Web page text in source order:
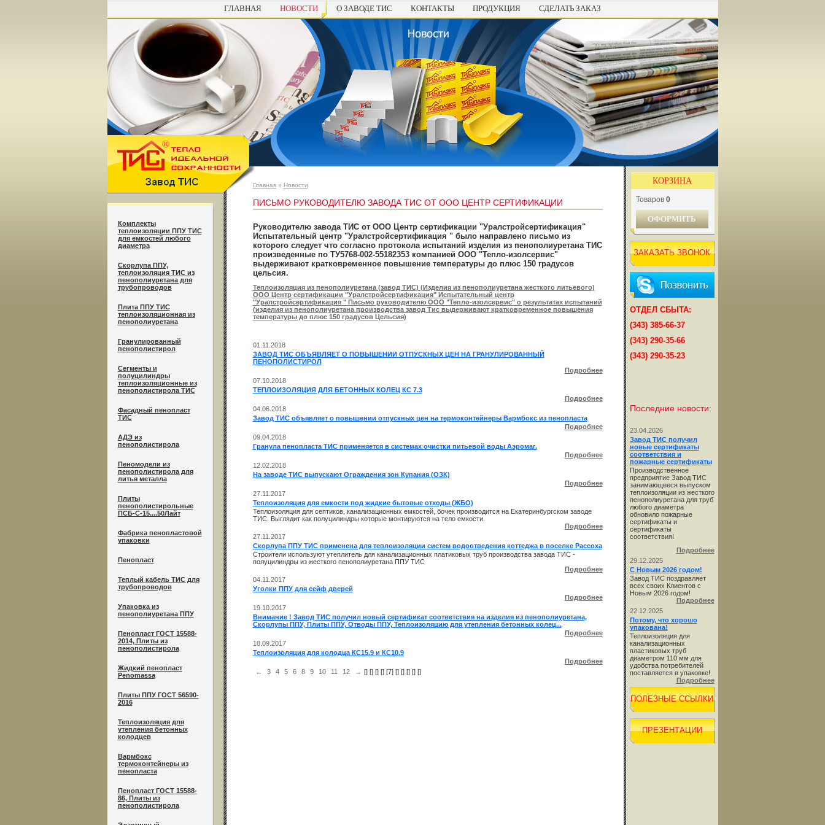
ГЛАВНАЯ НОВОСТИ О ЗАВОДЕ ТИС КОНТАКТЫ ПРОДУКЦИЯ СДЕЛАТЬ ЗАКАЗ
Комплекты
теплоизоляции ППУ ТИС
для емкостей любого
диаметра
Cкорлупа ППУ,
теплоизоляция ТИС из
пенополиуретана для
трубопроводов
Плита ППУ ТИС
теплоизоляционная из
пенополиуретана
Гранулированный
пенополистирол
Сегменты и
полуцилиндры
теплоизоляционные из
пенополистирола ТИС
Фасадный пенопласт
ТИС
АДЭ из
пенополистирола
Пеномодели из
пенополистирола для
литья металла
Плиты
пенополистирольные
ПСБ-С-15....50Лайт
Фабрика пенопластовой
упаковки
Пенопласт
Теплый кабель ТИС для
трубопроводов
Упаковка из
пенополиуретана ППУ
Пенопласт ГОСТ 15588-
2014, Плиты из
пенополистирола
Жидкий пенопласт
Penomassa
Плиты ППУ ГОСТ 56590-
2016
Теплоизоляция для
утепления бетонных
колодцев
Вармбокс
термоконтейнеры из
пенопласта
Пенопласт ГОСТ 15588-
86, Плиты из
пенополистирола
Главная» Новости
ПИСЬМО РУКОВОДИТЕЛЮ ЗАВОДА ТИС ОТ ООО ЦЕНТР СЕРТИФИКАЦИИ
Руководителю завода ТИС от ООО Центр сертификации "Уралстройсертификация"
Испытательный центр "Уралстройсертификация " было направлено письмо из
которого следует что согласно протокола испытаний изделия из пенополиуретана ТИС
произведенные по ТУ5768-002-55182353 компанией ООО "Тепло-изолсервис"
выдерживают кратковременное повышение температуры до плюс 150 градусов
цельсия.
Теплоизоляция из пенополиуретана (завод ТИС) (Изделия из пенополиуретана жесткого литьевого)
ООО Центр сертификации "Уралстройсертификация" Испытательный центр
"Уралстройсертификация " Письмо руководителю ООО "Тепло-изолсервис" о результатах испытаний
(изделия из пенополиуретана производства завод Тис выдерживают кратковременное повышения
температуры до плюс 150 градусов Цельсия)
01.11.2018
ЗАВОД ТИС ОБЪЯВЛЯЕТ О ПОВЫШЕНИИ ОТПУСКНЫХ ЦЕН НА ГРАНУЛИРОВАННЫЙ
ПЕНОПОЛИСТИРОЛ
Подробнее
07.10.2018
ТЕПЛОИЗОЛЯЦИЯ ДЛЯ БЕТОННЫХ КОЛЕЦ КС 7.3
Подробнее
04.06.2018
Завод ТИС объявляет о повышении отпускных цен на термоконтейнеры Вармбокс из пенопласта
Подробнее
09.04.2018
Гранула пенопласта ТИС применяется в системах очистки питьевой воды Аэромаг.
Подробнее
12.02.2018
На заводе ТИС выпускают Ограждения зон Купания (ОЗК)
Подробнее
27.11.2017
Теплоизоляция для емкости под жидкие бытовые отходы (ЖБО)
Теплоизоляция для септиков, канализационных емкостей, бочек производится на Екатеринбургском заводе
ТИС. Выглядит как полуцилиндры которые монтируются на тело емкости.
Подробнее
27.11.2017
Скорлупа ППУ ТИС применена для теплоизоляции систем водоотведения коттеджа в поселке Рассоха
Строители используют утеплитель для канализационных платиковых труб производства завода ТИС -
полуцилиндры из жесткого пенополиуретана ППУ ТИС
Подробнее
04.11.2017
Уголки ППУ для сейф дверей
Подробнее
19.10.2017
Внимание ! Завод ТИС получил новый сертификат соответствия на изделия из пенополиуретана,
Скорлупы ППУ, Плиты ППУ, Отводы ППУ, Теплоизоляцию для утепления бетонных колец...
Подробнее
18.09.2017
Теплоизоляция для колодца КС15.9 и КС10.9
Подробнее
←
[
3 ] [
4 ] [
5 ] [
6 ] [7] [
8 ] [
9 ] [
10 ] [
11 ] [
12 ]
→
КОРЗИНА
Товаров 0
ОФОРМИТЬ
ЗАКАЗАТЬ ЗВОНОК
ОТДЕЛ СБЫТА:
(343) 385-66-37
(343) 290-35-66
(343) 290-35-23
Последние новости:
23.04.2026
Завод ТИС получил
новые сертификаты
соответствия и
пожарные сертификаты
Производственное
предприятие Завод ТИС
занимающееся выпуском
теплоизоляции из жесткого
пенополиуретана для труб
любого диаметра
обновило пожарные
сертификаты и
сертификаты
соответствия!
Подробнее
29.12.2025
С Новым 2026 годом!
Завод ТИС поздравляет
всех своих Клиентов с
Новым 2026 годом!
Подробнее
22.12.2025
Потому, что хорошо
упакована!
Теплоизоляция для
канализационных
пластиковых труб
диаметром 110 мм для
удобства потребителей
поставляется в упаковке!
Подробнее
ПОЛЕЗНЫЕ ССЫЛКИ
ПРЕЗЕНТАЦИИ